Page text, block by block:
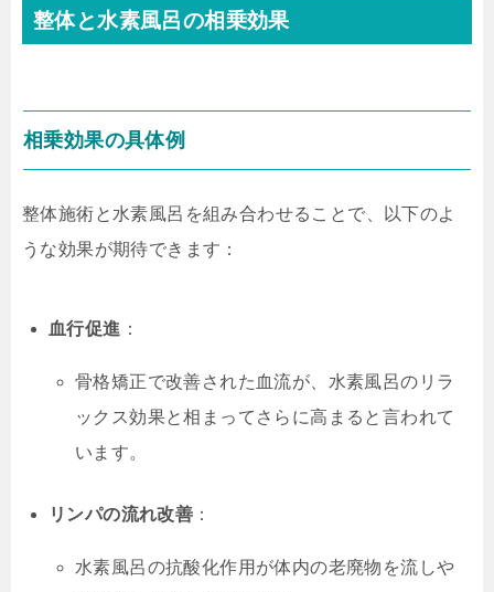
整体と水素風呂の相乗効果
相乗効果の具体例
整体施術と水素風呂を組み合わせることで、以下のよ
うな効果が期待できます：
血行促進 ：
骨格矯正で改善された血流が、水素風呂のリラ
ックス効果と相まってさらに高まると言われて
います。
リンパの流れ改善 ：
水素風呂の抗酸化作用が体内の老廃物を流しや